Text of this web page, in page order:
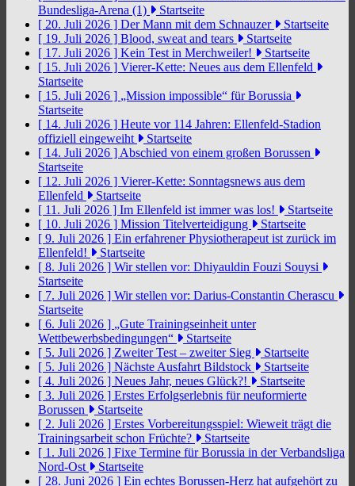
Bundesliga-Arena (1)
Startseite
[ 20. Juli 2026 ] Der Mann mit dem Schnauzer
Startseite
[ 19. Juli 2026 ] Blood, sweat and tears
Startseite
[ 17. Juli 2026 ] Kein Test in Merchweiler!
Startseite
[ 15. Juli 2026 ] Vierer-Kette: Neues aus dem Ellenfeld
Startseite
[ 15. Juli 2026 ] „Mission impossible“ für Borussia
Startseite
[ 14. Juli 2026 ] Heute vor 114 Jahren: Ellenfeld-Stadion
offiziell eingeweiht
Startseite
[ 14. Juli 2026 ] Abschied von einem großen Borussen
Startseite
[ 12. Juli 2026 ] Vierer-Kette: Sonntagsnews aus dem
Ellenfeld
Startseite
[ 11. Juli 2026 ] Im Ellenfeld ist immer was los!
Startseite
[ 10. Juli 2026 ] Mission Titelverteidigung
Startseite
[ 9. Juli 2026 ] Ein erfahrener Physiotherapeut ist zurück im
Ellenfeld!
Startseite
[ 8. Juli 2026 ] Wir stellen vor: Dhiyauldin Fouzi Souysi
Startseite
[ 7. Juli 2026 ] Wir stellen vor: Darius-Constantin Cherascu
Startseite
[ 6. Juli 2026 ] „Gute Trainingseinheit unter
Wettbewerbsbedingungen“
Startseite
[ 5. Juli 2026 ] Zweiter Test – zweiter Sieg
Startseite
[ 5. Juli 2026 ] Nächste Ausfahrt Bildstock
Startseite
[ 4. Juli 2026 ] Neues Jahr, neues Glück?!
Startseite
[ 3. Juli 2026 ] Erstes Erfolgserlebnis für neuformierte
Borussen
Startseite
[ 2. Juli 2026 ] Erstes Vorbereitungsspiel: Wieweit trägt die
Trainingsarbeit schon Früchte?
Startseite
[ 1. Juli 2026 ] Fixe Termine für Borussia in der Verbandsliga
Nord-Ost
Startseite
[ 28. Juni 2026 ] Ein echtes Borussen-Herz hat aufgehört zu